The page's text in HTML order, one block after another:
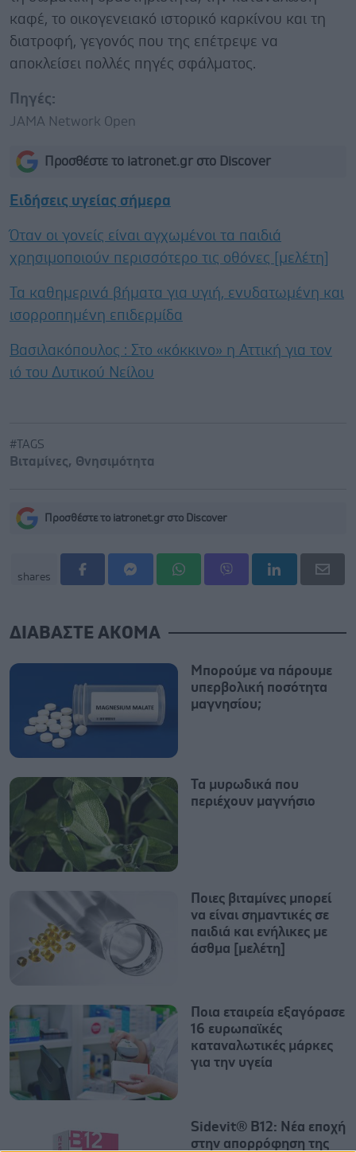
καφέ, το οικογενειακό ιστορικό καρκίνου και τη
διατροφή, γεγονός που της επέτρεψε να
αποκλείσει πολλές πηγές σφάλματος.
Πηγές:
JAMA Network Open
Προσθέστε το iatronet.gr στο Discover
Ειδήσεις υγείας σήμερα
Όταν οι γονείς είναι αγχωμένοι τα παιδιά
χρησιμοποιούν περισσότερο τις οθόνες [μελέτη]
Τα καθημερινά βήματα για υγιή, ενυδατωμένη και
ισορροπημένη επιδερμίδα
Βασιλακόπουλος : Στο «κόκκινο» η Αττική για τον
ιό του Δυτικού Νείλου
#TAGS
Βιταμίνες, Θνησιμότητα
Προσθέστε το iatronet.gr στο Discover
shares
ΔΙΑΒΑΣΤΕ ΑΚΟΜΑ
Μπορούμε να πάρουμε
υπερβολική ποσότητα
μαγνησίου;
Τα μυρωδικά που
περιέχουν μαγνήσιο
Ποιες βιταμίνες μπορεί
να είναι σημαντικές σε
παιδιά και ενήλικες με
άσθμα [μελέτη]
Ποια εταιρεία εξαγόρασε
16 ευρωπαϊκές
καταναλωτικές μάρκες
για την υγεία
Sidevit® B12: Νέα εποχή
στην απορρόφηση της